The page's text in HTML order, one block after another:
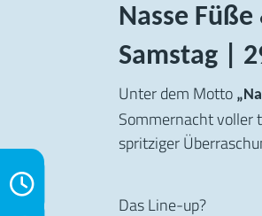
Nasse
Samstag |
Unter dem Motto
Sommernacht voller
spritziger
Das Line-up?